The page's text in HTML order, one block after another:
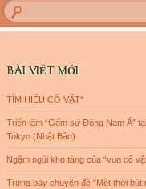
BÀI VIẾT MỚI
TÌM HIỂU CỔ VẬT*
Triển lãm “Gốm sứ Đông Nam Á”
Tokyo (Nhật Bản)
Ngậm ngùi kho tàng của “vua cổ
Trưng bày chuyên đề “Một thời bút